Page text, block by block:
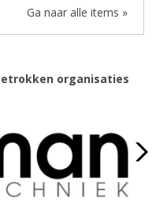
Ga naar alle items »
organisaties